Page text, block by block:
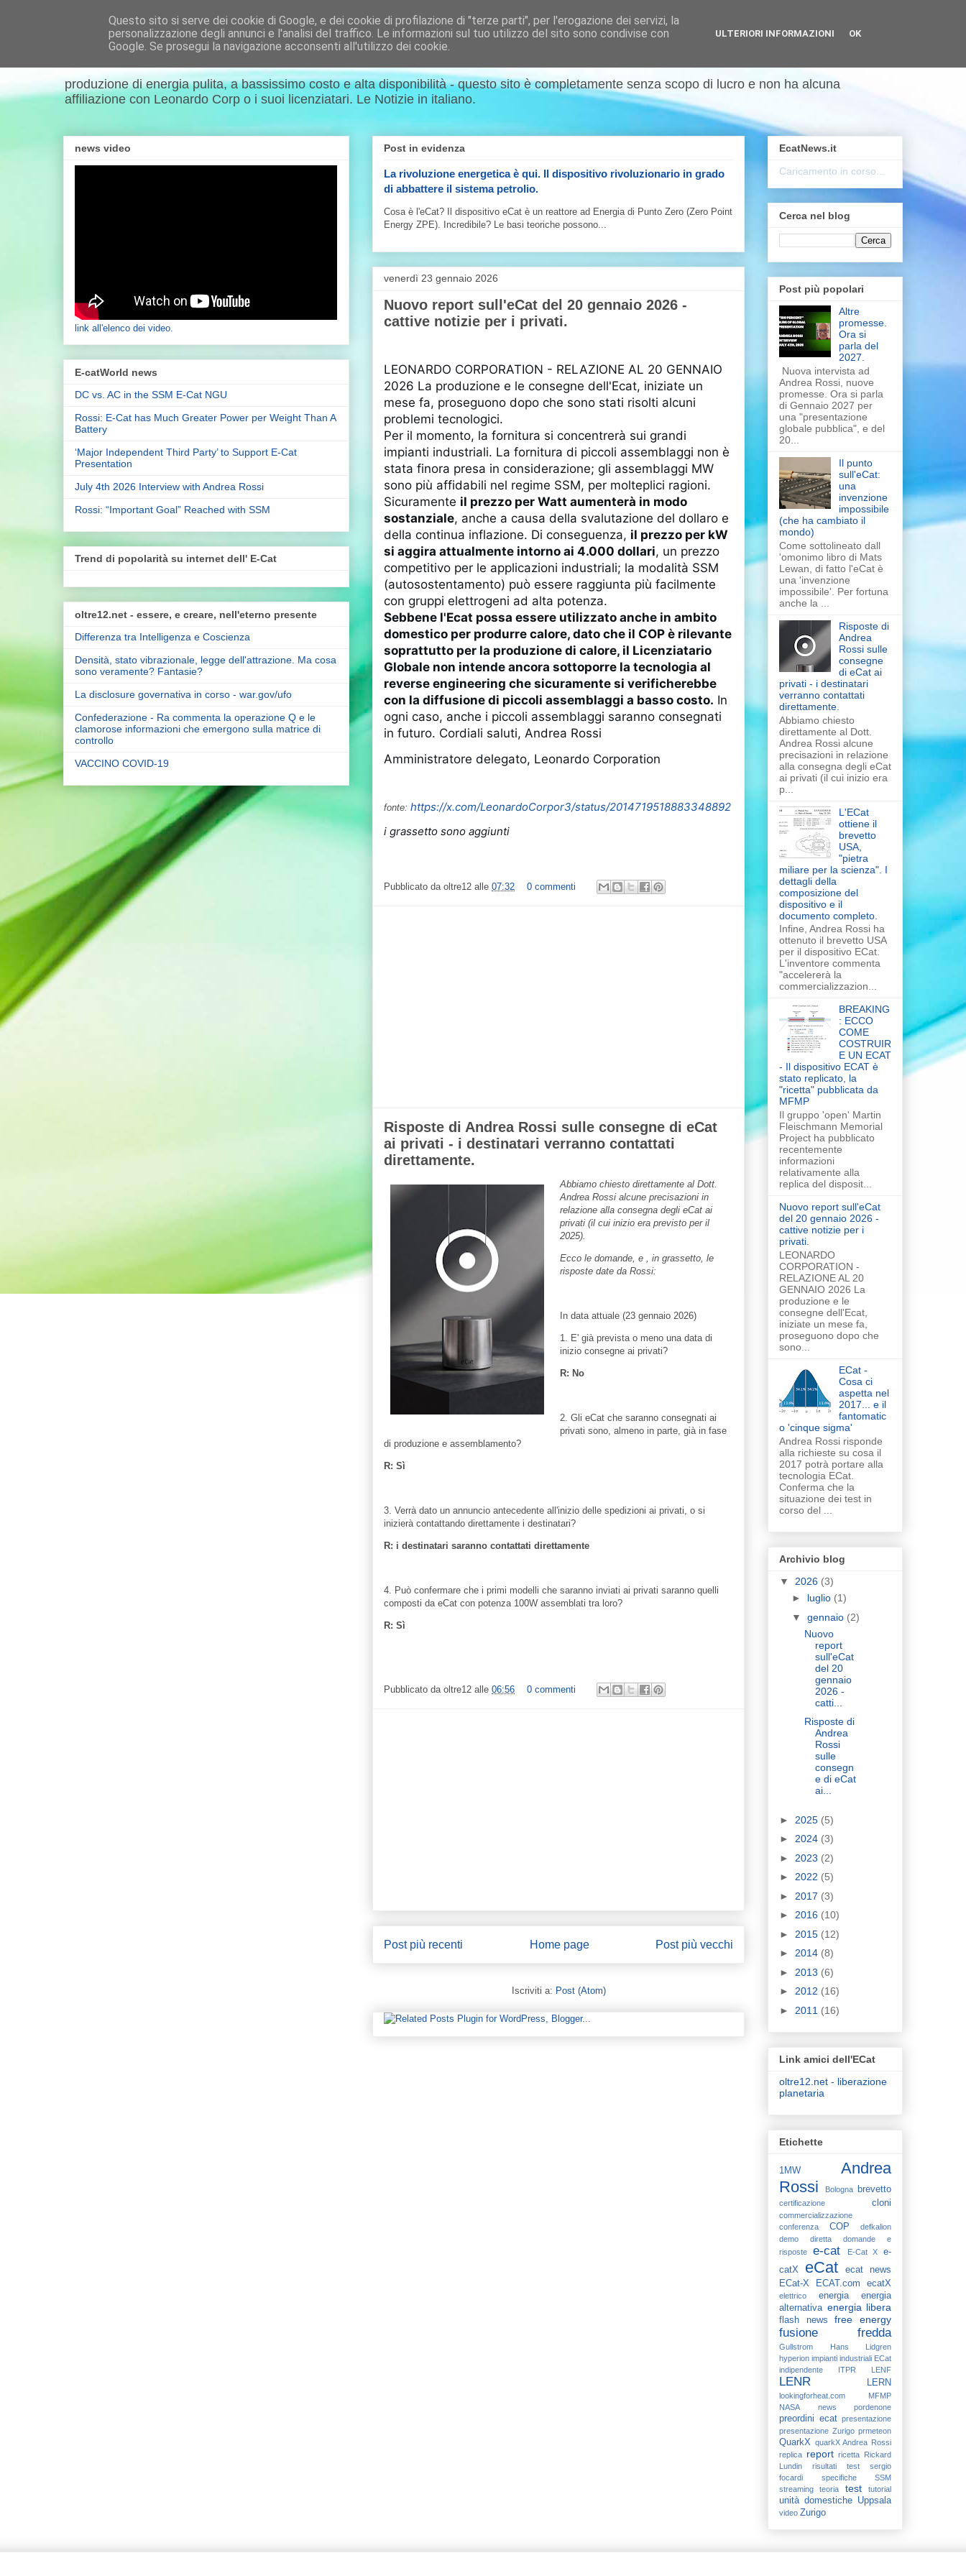
EcatNews.it
produzione di energia pulita, a bassissimo costo e alta disponibilità - questo sito è completamente senza scopo di lucro e non ha alcuna
affiliazione con Leonardo Corp o i suoi licenziatari. Le Notizie in italiano.
Post in evidenza
La rivoluzione energetica è qui. Il dispositivo rivoluzionario in grado
di abbattere il sistema petrolio.
Cosa è l'eCat? Il dispositivo eCat è un reattore ad Energia di Punto Zero (Zero Point
Energy ZPE). Incredibile? Le basi teoriche possono...
venerdì 23 gennaio 2026
Nuovo report sull'eCat del 20 gennaio 2026 -
cattive notizie per i privati.
LEONARDO CORPORATION - RELAZIONE AL 20 GENNAIO
2026 La produzione e le consegne dell'Ecat, iniziate un
mese fa, proseguono dopo che sono stati risolti alcuni
problemi tecnologici.
Per il momento, la fornitura si concentrerà sui grandi
impianti industriali. La fornitura di piccoli assemblaggi non è
stata finora presa in considerazione; gli assemblaggi MW
sono più affidabili nel regime SSM, per molteplici ragioni.
Sicuramente il prezzo per Watt aumenterà in modo
sostanziale, anche a causa della svalutazione del dollaro e
della continua inflazione. Di conseguenza, il prezzo per kW
si aggira attualmente intorno ai 4.000 dollari, un prezzo
competitivo per le applicazioni industriali; la modalità SSM
(autosostentamento) può essere raggiunta più facilmente
con gruppi elettrogeni ad alta potenza.
Sebbene l'Ecat possa essere utilizzato anche in ambito
domestico per produrre calore, dato che il COP è rilevante
soprattutto per la produzione di calore, il Licenziatario
Globale non intende ancora sottoporre la tecnologia al
reverse engineering che sicuramente si verificherebbe
con la diffusione di piccoli assemblaggi a basso costo. In
ogni caso, anche i piccoli assemblaggi saranno consegnati
in futuro. Cordiali saluti, Andrea Rossi
Amministratore delegato, Leonardo Corporation
fonte: https://x.com/LeonardoCorpor3/status/2014719518883348892
i grassetto sono aggiunti
Pubblicato da oltre12 alle 07:32 0 commenti
Risposte di Andrea Rossi sulle consegne di eCat
ai privati - i destinatari verranno contattati
direttamente.
Abbiamo chiesto direttamente al Dott.
Andrea Rossi alcune precisazioni in
relazione alla consegna degli eCat ai
privati (il cui inizio era previsto per il
2025).
Ecco le domande, e , in grassetto, le
risposte date da Rossi:
In data attuale (23 gennaio 2026)
1. E' già prevista o meno una data di
inizio consegne ai privati?
R: No
2. Gli eCat che saranno consegnati ai
privati sono, almeno in parte, già in fase
di produzione e assemblamento?
R: Sì
3. Verrà dato un annuncio antecedente all'inizio delle spedizioni ai privati, o si
inizierà contattando direttamente i destinatari?
R: i destinatari saranno contattati direttamente
4. Può confermare che i primi modelli che saranno inviati ai privati saranno quelli
composti da eCat con potenza 100W assemblati tra loro?
R: Sì
Pubblicato da oltre12 alle 06:56 0 commenti
Post più recenti Post più vecchi
Home page
Iscriviti a: Post (Atom)
news video
link all'elenco dei video.
E-catWorld news
DC vs. AC in the SSM E-Cat NGU
Rossi: E-Cat has Much Greater Power per Weight Than A
Battery
‘Major Independent Third Party’ to Support E-Cat
Presentation
July 4th 2026 Interview with Andrea Rossi
Rossi: “Important Goal” Reached with SSM
Trend di popolarità su internet dell' E-Cat
oltre12.net - essere, e creare, nell'eterno presente
Differenza tra Intelligenza e Coscienza
Densità, stato vibrazionale, legge dell'attrazione. Ma cosa
sono veramente? Fantasie?
La disclosure governativa in corso - war.gov/ufo
Confederazione - Ra commenta la operazione Q e le
clamorose informazioni che emergono sulla matrice di
controllo
VACCINO COVID-19
EcatNews.it
Caricamento in corso...
Cerca nel blog
Post più popolari
Altre
promesse.
Ora si
parla del
2027.
Nuova intervista ad
Andrea Rossi, nuove
promesse. Ora si parla
di Gennaio 2027 per
una "presentazione
globale pubblica", e del
20...
Il punto
sull'eCat:
una
invenzione
impossibile
(che ha cambiato il
mondo)
Come sottolineato dall
'omonimo libro di Mats
Lewan, di fatto l'eCat è
una 'invenzione
impossibile'. Per fortuna
anche la ...
Risposte di
Andrea
Rossi sulle
consegne
di eCat ai
privati - i destinatari
verranno contattati
direttamente.
Abbiamo chiesto
direttamente al Dott.
Andrea Rossi alcune
precisazioni in relazione
alla consegna degli eCat
ai privati (il cui inizio era
p...
L'ECat
ottiene il
brevetto
USA,
"pietra
miliare per la scienza". I
dettagli della
composizione del
dispositivo e il
documento completo.
Infine, Andrea Rossi ha
ottenuto il brevetto USA
per il dispositivo ECat.
L'inventore commenta
"accelererà la
commercializzazion...
BREAKING
: ECCO
COME
COSTRUIR
E UN ECAT
- Il dispositivo ECAT è
stato replicato, la
"ricetta" pubblicata da
MFMP
Il gruppo 'open' Martin
Fleischmann Memorial
Project ha pubblicato
recentemente
informazioni
relativamente alla
replica del disposit...
Nuovo report sull'eCat
del 20 gennaio 2026 -
cattive notizie per i
privati.
LEONARDO
CORPORATION -
RELAZIONE AL 20
GENNAIO 2026 La
produzione e le
consegne dell'Ecat,
iniziate un mese fa,
proseguono dopo che
sono...
ECat -
Cosa ci
aspetta nel
2017... e il
fantomatic
o 'cinque sigma'
Andrea Rossi risponde
alla richieste su cosa il
2017 potrà portare alla
tecnologia ECat.
Conferma che la
situazione dei test in
corso del ...
Archivio blog
▼ 2026 (3)
► luglio (1)
▼ gennaio (2)
Nuovo
report
sull'eCat
del 20
gennaio
2026 -
catti...
Risposte di
Andrea
Rossi
sulle
consegn
e di eCat
ai...
► 2025 (5)
► 2024 (3)
► 2023 (2)
► 2022 (5)
► 2017 (3)
► 2016 (10)
► 2015 (12)
► 2014 (8)
► 2013 (6)
► 2012 (16)
► 2011 (16)
Link amici dell'ECat
oltre12.net - liberazione
planetaria
Etichette
1MW
Andrea
Rossi
Bologna brevetto
certificazione cloni
commercializzazione
conferenza
COP
defkalion
demo
diretta
domande e
risposte
e-cat E-Cat X
e-
catX
eCat
ecat news
ECat-X
ECAT.com ecatX
elettrico energia
energia
alternativa energia libera
flash news free energy
fusione fredda
Gullstrom
Hans Lidgren
hyperion impianti industriali ECat
indipendente
ITPR LENF
LENR LERN
lookingforheat.com
MFMP
NASA
news pordenone
preordini ecat presentazione
presentazione Zurigo prmeteon
QuarkX quarkX Andrea Rossi
replica report ricetta
Rickard
Lundin
risultati test
sergio
focardi
specifiche
SSM
streaming
teoria test tutorial
unità domestiche Uppsala
video Zurigo
Questo sito si serve dei cookie di Google, e dei cookie di profilazione di "terze parti", per l'erogazione dei servizi, la
personalizzazione degli annunci e l'analisi del traffico. Le informazioni sul tuo utilizzo del sito sono condivise con
Google. Se prosegui la navigazione acconsenti all'utilizzo dei cookie.
ULTERIORI INFORMAZIONI OK